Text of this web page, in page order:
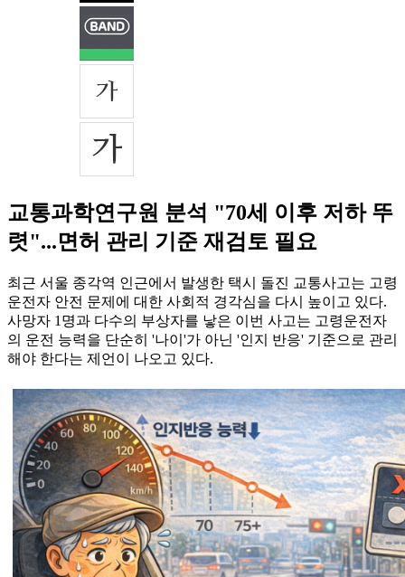
교통과학연구원 분석 "70세 이후 저하 뚜
렷"...면허 관리 기준 재검토 필요
최근 서울 종각역 인근에서 발생한 택시 돌진 교통사고는 고령
운전자 안전 문제에 대한 사회적 경각심을 다시 높이고 있다.
사망자 1명과 다수의 부상자를 낳은 이번 사고는 고령운전자
의 운전 능력을 단순히 '나이'가 아닌 '인지 반응' 기준으로 관리
해야 한다는 제언이 나오고 있다.